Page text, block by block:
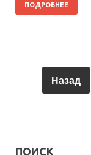
ПОДРОБНЕЕ
Назад
ПОИСК